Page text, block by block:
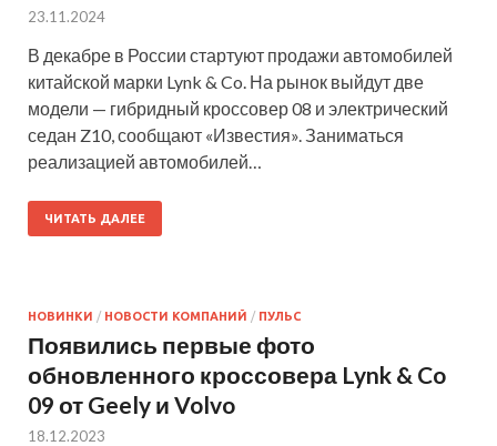
23.11.2024
В декабре в России стартуют продажи автомобилей
китайской марки Lynk & Co. На рынок выйдут две
модели — гибридный кроссовер 08 и электрический
седан Z10, сообщают «Известия». Заниматься
реализацией автомобилей…
ЧИТАТЬ ДАЛЕЕ
НОВИНКИ / НОВОСТИ КОМПАНИЙ / ПУЛЬС
Появились первые фото
обновленного кроссовера Lynk & Co
09 от Geely и Volvo
18.12.2023